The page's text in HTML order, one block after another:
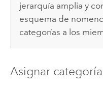
jerarquía amplia y
esquema de
categorías a los
Asignar